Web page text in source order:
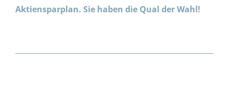
Aktiensparplan. Sie haben die Qual der Wahl!